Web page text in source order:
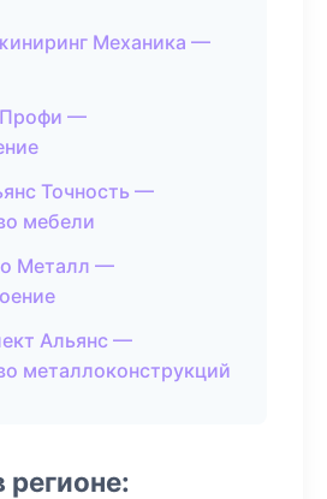
Механика —
—
Точность —
мебели
Металл —
Альянс —
металлоконструкций
регионе: